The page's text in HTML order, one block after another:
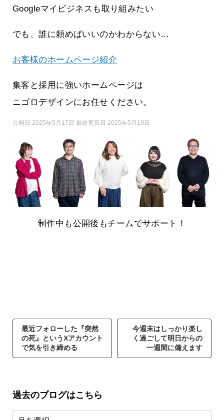
Googleマイビジネスも取り組みたい
でも、誰に頼めばいいのかわからない…
お客様のホームページ紹介
集客と採用に強いホームページは
ニゴロデザインにお任せください。
公開日 2025年5月17日 最終更新日 2025年5月19日
制作中も公開後もチームでサポート！
最近フォローした『突然
の死』というXアカウント
で気を引き締める
今週末はしっかり楽し
く過ごして明日からの
一週間に備えます
過去のブログはこちら